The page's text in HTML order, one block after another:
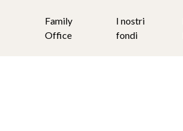
Family
Office
I nostri
fondi